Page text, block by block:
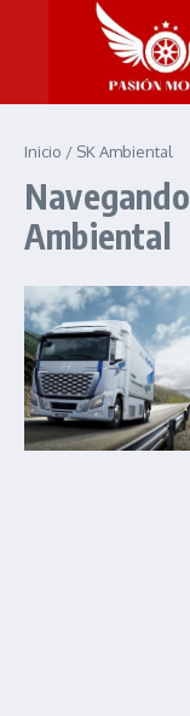
Saltar al contenido
Inicio / SK Ambiental
Ambiental